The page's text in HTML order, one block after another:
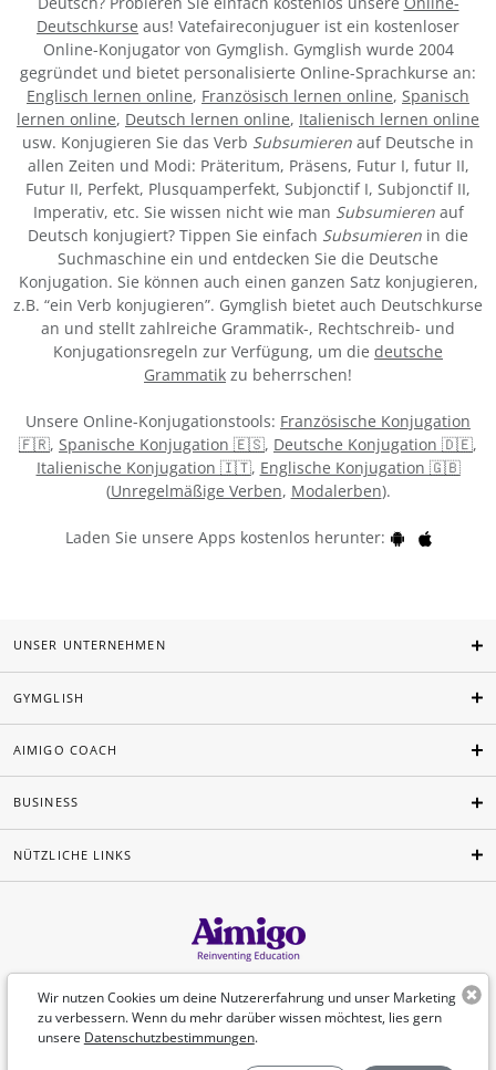
Deutschkurse aus! Vatefaireconjuguer ist ein kostenloser
Online-Konjugator von Gymglish. Gymglish wurde 2004
gegründet und bietet personalisierte Online-Sprachkurse an:
Englisch lernen online, Französisch lernen online, Spanisch
lernen online, Deutsch lernen online, Italienisch lernen online
usw. Konjugieren Sie das Verb Subsumieren auf Deutsche in
allen Zeiten und Modi: Präteritum, Präsens, Futur I, futur II,
Futur II, Perfekt, Plusquamperfekt, Subjonctif I, Subjonctif II,
Imperativ, etc. Sie wissen nicht wie man Subsumierenauf
Deutsch konjugiert? Tippen Sie einfach Subsumieren in die
Suchmaschine ein und entdecken Sie die Deutsche
Konjugation. Sie können auch einen ganzen Satz konjugieren,
z.B. “ein Verb konjugieren”. Gymglish bietet auch Deutschkurse
an und stellt zahlreiche Grammatik-, Rechtschreib- und
Konjugationsregeln zur Verfügung, um die deutsche
Grammatik zu beherrschen!
Unsere Online-Konjugationstools: Französische Konjugation
🇫🇷, Spanische Konjugation 🇪🇸, Deutsche Konjugation 🇩🇪,
Italienische Konjugation 🇮🇹, Englische Konjugation 🇬🇧
(Unregelmäßige Verben, Modalerben).
Laden Sie unsere Apps kostenlos herunter:
Wir nutzen Cookies um deine Nutzererfahrung und unser Marketing
zu verbessern. Wenn du mehr darüber wissen möchtest, lies gern
unsere Datenschutzbestimmungen.
UNSER UNTERNEHMEN
GYMGLISH
AIMIGO COACH
BUSINESS
NÜTZLICHE LINKS
Deutsch
©Aimigo 2026